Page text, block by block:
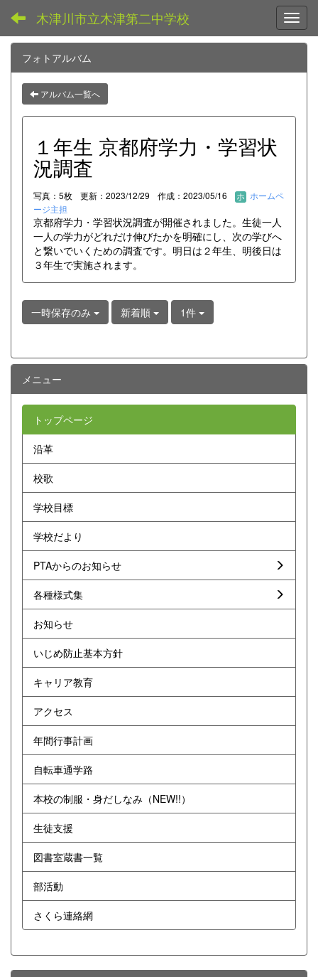
木津川市立木津第二中学校
フォトアルバム
アルバム一覧へ
１年生 京都府学力・学習状
況調査
写真：5枚 更新：2023/12/29 作成：2023/05/16
ホームペ
ージ主担
京都府学力・学習状況調査が開催されました。生徒一人
一人の学力がどれだけ伸びたかを明確にし、次の学びへ
と繋いでいくための調査です。明日は２年生、明後日は
３年生で実施されます。
一時保存のみ 新着順 1件
メニュー
トップページ
沿革
校歌
学校目標
学校だより
PTAからのお知らせ
各種様式集
お知らせ
いじめ防止基本方針
キャリア教育
アクセス
年間行事計画
自転車通学路
本校の制服・身だしなみ（NEW!!）
生徒支援
図書室蔵書一覧
部活動
さくら連絡網